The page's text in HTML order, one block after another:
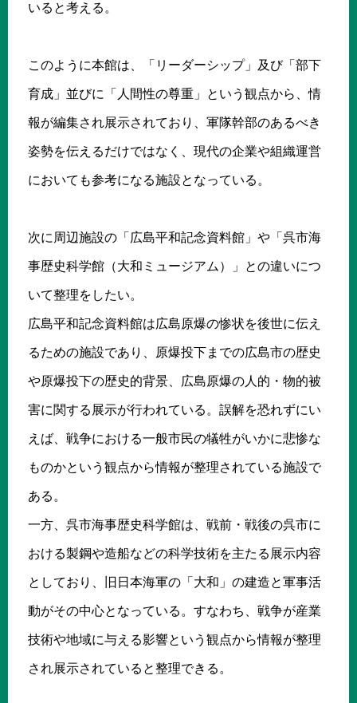
いると考える。
このように本館は、「リーダーシップ」及び「部下
育成」並びに「人間性の尊重」という観点から、情
報が編集され展示されており、軍隊幹部のあるべき
姿勢を伝えるだけではなく、現代の企業や組織運営
においても参考になる施設となっている。
次に周辺施設の「広島平和記念資料館」や「呉市海
事歴史科学館（大和ミュージアム）」との違いにつ
いて整理をしたい。
広島平和記念資料館は広島原爆の惨状を後世に伝え
るための施設であり、原爆投下までの広島市の歴史
や原爆投下の歴史的背景、広島原爆の人的・物的被
害に関する展示が行われている。誤解を恐れずにい
えば、戦争における一般市民の犠牲がいかに悲惨な
ものかという観点から情報が整理されている施設で
ある。
一方、呉市海事歴史科学館は、戦前・戦後の呉市に
おける製鋼や造船などの科学技術を主たる展示内容
としており、旧日本海軍の「大和」の建造と軍事活
動がその中心となっている。すなわち、戦争が産業
技術や地域に与える影響という観点から情報が整理
され展示されていると整理できる。